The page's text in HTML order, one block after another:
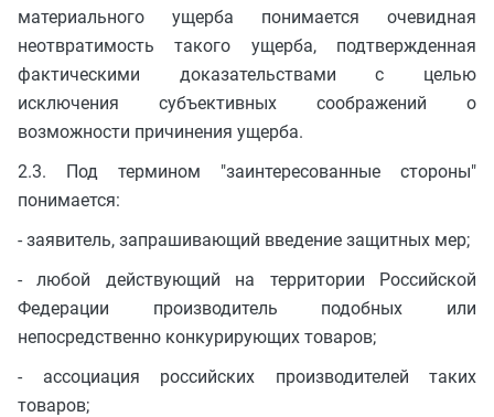
материального ущерба понимается очевидная
неотвратимость такого ущерба, подтвержденная
фактическими доказательствами с целью
исключения субъективных соображений о
возможности причинения ущерба.
2.3. Под термином "заинтересованные стороны"
понимается:
- заявитель, запрашивающий введение защитных мер;
- любой действующий на территории Российской
Федерации производитель подобных или
непосредственно конкурирующих товаров;
- ассоциация российских производителей таких
товаров;